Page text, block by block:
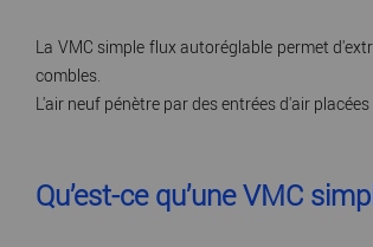
La VMC simple flux autoréglable permet
combles.
L'air neuf pénètre par des entrées d'air
Qu’est-ce qu’une VMC